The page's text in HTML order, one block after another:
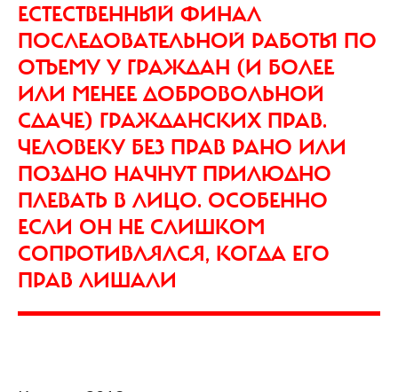
ЕСТЕСТВЕННЫЙ ФИНАЛ
ПОСЛЕДОВАТЕЛЬНОЙ РАБОТЫ ПО
ОТЪЕМУ У ГРАЖДАН (И БОЛЕЕ
ИЛИ МЕНЕЕ ДОБРОВОЛЬНОЙ
СДАЧЕ) ГРАЖДАНСКИХ ПРАВ.
ЧЕЛОВЕКУ БЕЗ ПРАВ РАНО ИЛИ
ПОЗДНО НАЧНУТ ПРИЛЮДНО
ПЛЕВАТЬ В ЛИЦО. ОСОБЕННО
ЕСЛИ ОН НЕ СЛИШКОМ
СОПРОТИВЛЯЛСЯ, КОГДА ЕГО
ПРАВ ЛИШАЛИ